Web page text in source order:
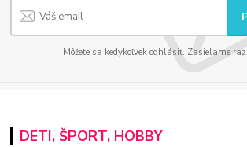
Môžete sa kedykoľvek odhlásiť. Zasielame
DETI, ŠPORT, HOBBY